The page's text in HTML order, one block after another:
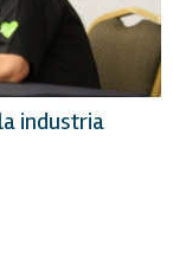
industria